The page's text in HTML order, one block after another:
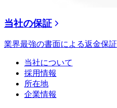
当社の保証
業界最強の書面による返金保証
当社について
採用情報
所在地
企業情報